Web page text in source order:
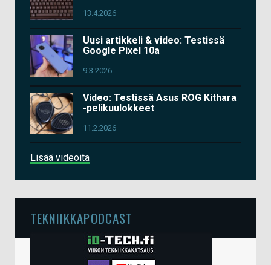
13.4.2026
Uusi artikkeli & video: Testissä
Google Pixel 10a
9.3.2026
Video: Testissä Asus ROG Kithara
-pelikuulokkeet
11.2.2026
Lisää videoita
TEKNIIKKAPODCAST